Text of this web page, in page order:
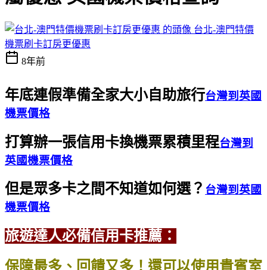
台北-澳門特價
機票刷卡訂房更優惠
8年前
年底連假準備全家大小自助旅行台灣到英國
機票價格
打算辦一張信用卡換機票累積里程台灣到
英國機票價格
但是眾多卡之間不知道如何選？ 台灣到英國
機票價格
旅遊達人必備信用卡推薦：
保障最多、回饋又多！還可以使用貴賓室